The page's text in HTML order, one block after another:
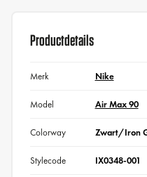
Productdetails
Merk Nike
Model Air Max 90
Colorway Zwart/Iron
Stylecode IX0348-001